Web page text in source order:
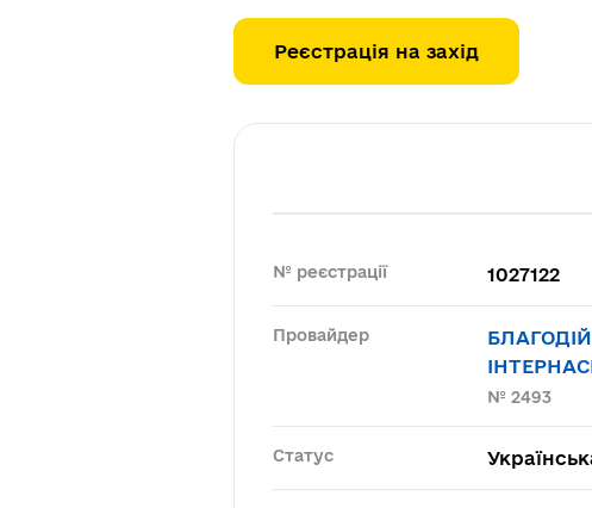
Реєстрація на захід
№ реєстрації 1027122
Провайдер
№ 2493
Статус